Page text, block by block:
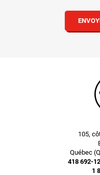
105,
Québec
418 692-
1